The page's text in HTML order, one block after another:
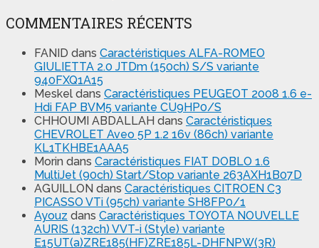
COMMENTAIRES RÉCENTS
FANID dans Caractéristiques ALFA-ROMEO
GIULIETTA 2.0 JTDm (150ch) S/S variante
940FXQ1A15
Meskel dans Caractéristiques PEUGEOT 2008 1.6 e-
Hdi FAP BVM5 variante CU9HP0/S
CHHOUMI ABDALLAH dans Caractéristiques
CHEVROLET Aveo 5P 1.2 16v (86ch) variante
KL1TKHBE1AAA5
Morin dans Caractéristiques FIAT DOBLO 1.6
MultiJet (90ch) Start/Stop variante 263AXH1B07D
AGUILLON dans Caractéristiques CITROEN C3
PICASSO VTi (95ch) variante SH8FP0/1
Ayouz dans Caractéristiques TOYOTA NOUVELLE
AURIS (132ch) VVT-i (Style) variante
E15UT(a)ZRE185(HF)ZRE185L-DHFNPW(3R)